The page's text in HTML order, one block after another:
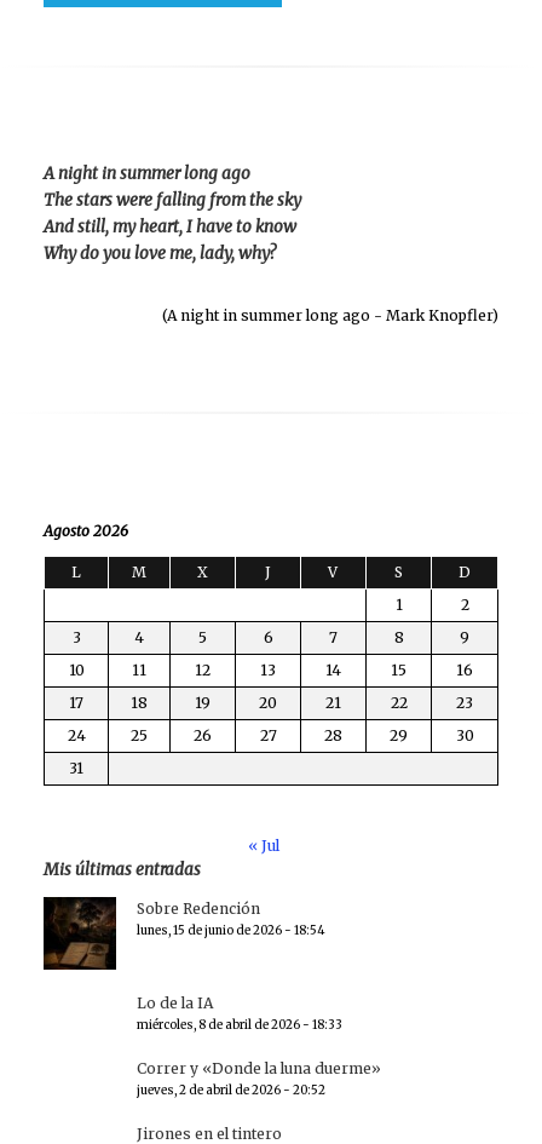
A night in summer long ago
The stars were falling from the sky
And still, my heart, I have to know
Why do you love me, lady, why?
(A night in summer long ago - Mark Knopfler)
Agosto 2026
L M X J V S
D
1
2
3
4 5 6 7 8
9
10
11 12 13 14 15
16
17
18 19 20 21 22
23
24
25 26 27 28 29
30
31
« Jul
Mis últimas entradas
Sobre Redención
lunes, 15 de junio de 2026 - 18:54
Lo de la IA
miércoles, 8 de abril de 2026 - 18:33
Correr y «Donde la luna duerme»
jueves, 2 de abril de 2026 - 20:52
Jirones en el tintero